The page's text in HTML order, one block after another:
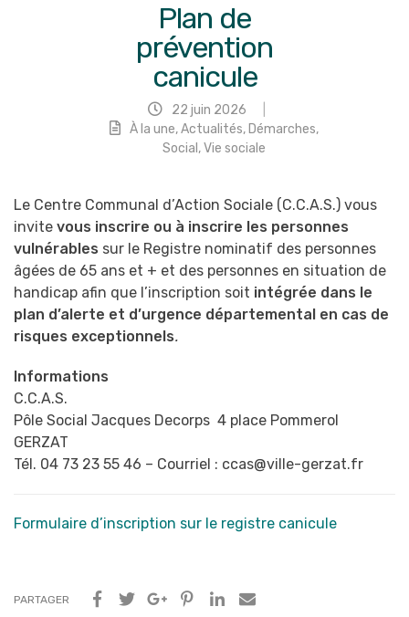
Plan de
prévention
canicule
22 juin 2026
À la une,Actualités, Démarches,
Social ,Vie sociale
Le Centre Communal d’Action Sociale (C.C.A.S.) vous
invite vous inscrire ou à inscrire les personnes
vulnérables sur le Registre nominatif des personnes
âgées de 65 ans et + et des personnes en situation de
handicap afin que l’inscription soit intégrée dans le
plan d’alerte et d’urgence départemental en cas de
risques exceptionnels.
Informations
C.C.A.S.
Pôle Social Jacques Decorps 4 place Pommerol
GERZAT
Tél. 04 73 23 55 46 – Courriel : ccas@ville-gerzat.fr
Formulaire d’inscription sur le registre canicule
PARTAGER